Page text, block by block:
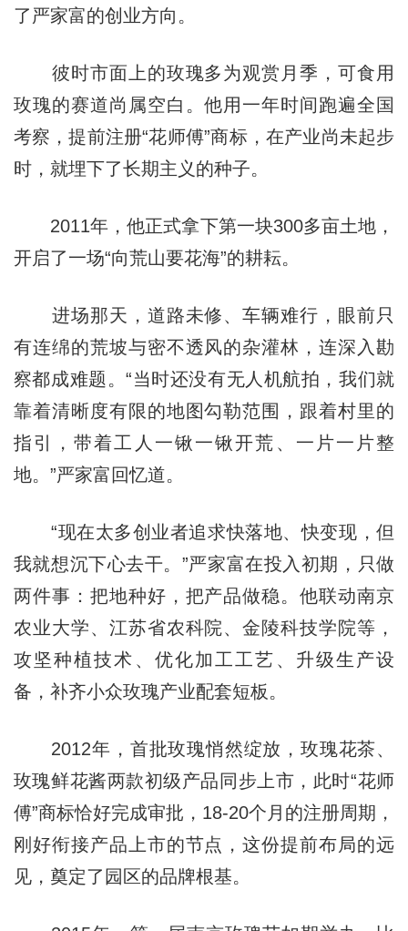
了严家富的创业方向。
彼时市面上的玫瑰多为观赏月季，可食用
玫瑰的赛道尚属空白。他用一年时间跑遍全国
考察，提前注册“花师傅”商标，在产业尚未起步
时，就埋下了长期主义的种子。
2011年，他正式拿下第一块300多亩土地，
开启了一场“向荒山要花海”的耕耘。
进场那天，道路未修、车辆难行，眼前只
有连绵的荒坡与密不透风的杂灌林，连深入勘
察都成难题。“当时还没有无人机航拍，我们就
靠着清晰度有限的地图勾勒范围，跟着村里的
指引，带着工人一锹一锹开荒、一片一片整
地。”严家富回忆道。
“现在太多创业者追求快落地、快变现，但
我就想沉下心去干。”严家富在投入初期，只做
两件事：把地种好，把产品做稳。他联动南京
农业大学、江苏省农科院、金陵科技学院等，
攻坚种植技术、优化加工工艺、升级生产设
备，补齐小众玫瑰产业配套短板。
2012年，首批玫瑰悄然绽放，玫瑰花茶、
玫瑰鲜花酱两款初级产品同步上市，此时“花师
傅”商标恰好完成审批，18-20个月的注册周期，
刚好衔接产品上市的节点，这份提前布局的远
见，奠定了园区的品牌根基。